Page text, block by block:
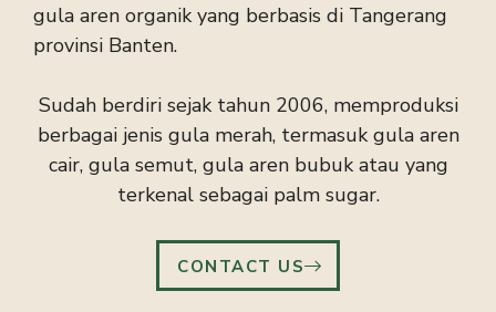
gula aren organik yang berbasis di Tangerang
provinsi Banten.
Sudah berdiri sejak tahun 2006, memproduksi
berbagai jenis gula merah, termasuk gula aren
cair, gula semut, gula aren bubuk atau yang
terkenal sebagai palm sugar.
CONTACT US